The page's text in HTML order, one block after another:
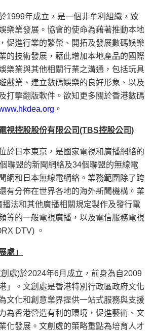
1999年成立，是一個非牟利組織，致
樂業發展。協會的使命為藉著推動本地
促進行業的繁榮、開拓及發展數碼娛樂
的技術發展，藉此增加本地產品的國際
樂業與其他相關行業之溝通，包括玩具
戲業、建立數碼娛樂的良好形象、以及
打擊翻版軟件。欲知更多關於香港數碼
。
視控股股份有限公司(TBS控股公司)
於日本東京，是國家電視和廣播網絡的
聯盟的新聞網絡及34個聯盟的無線電
網和日本無線電網絡。業務範圍除了跨
有分佈在世界各地的海外新聞機構。業
法和其他廣播相關規定製作及發行電
等的一般電視廣播，以及電信服務電視
DTV) 。
處」
處)於2024年6月成立，前身為自2009
」。文創處是香港特別行政區政府文化
文化和創意業界提供一站式服務與支援
為香港營造有利的環境，促進藝術、文
化發展。文創處的策略重點為培育人才